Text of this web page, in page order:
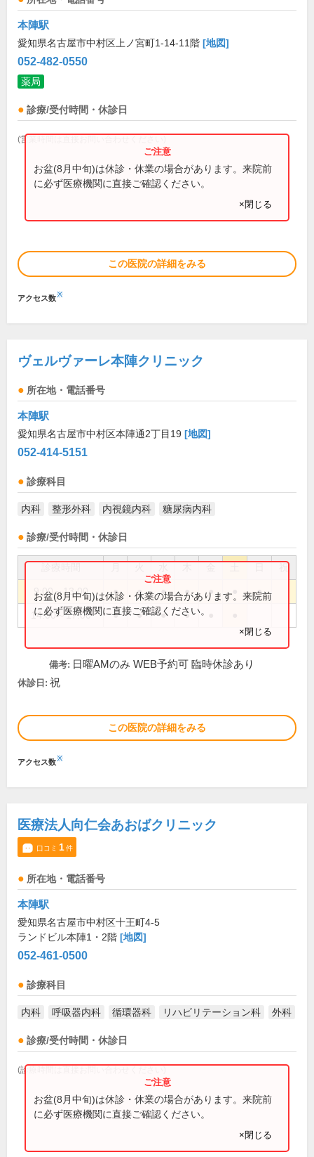
本陣駅
愛知県名古屋市中村区上ノ宮町1-14-11階 [地図]
052-482-0550
薬局
診療/受付時間・休診日
(営業時間は直接お問い合わせください)
お盆(8月中旬)は休診・休業の場合があります。来院前
に必ず医療機関に直接ご確認ください。
×閉じる
この医院の詳細をみる
アクセス数※
ヴェルヴァーレ本陣クリニック
所在地・電話番号
本陣駅
愛知県名古屋市中村区本陣通2丁目19 [地図]
052-414-5151
診療科目
内科 整形外科 内視鏡内科 糖尿病内科
診療/受付時間・休診日
祝
9:00～13:00 ● ● ● ● ● ●
14:00～17:00 ● ● ● ●
お盆(8月中旬)は休診・休業の場合があります。来院前
に必ず医療機関に直接ご確認ください。
×閉じる
備考: 日曜AMのみ WEB予約可 臨時休診あり
休診日: 祝
この医院の詳細をみる
アクセス数※
医療法人向仁会あおばクリニック
口コミ 1件
所在地・電話番号
本陣駅
愛知県名古屋市中村区十王町4-5
ランドビル本陣1・2階 [地図]
052-461-0500
診療科目
内科 呼吸器内科 循環器科 リハビリテーション科 外科
診療/受付時間・休診日
(診療時間は直接お問い合わせください)
お盆(8月中旬)は休診・休業の場合があります。来院前
に必ず医療機関に直接ご確認ください。
×閉じる